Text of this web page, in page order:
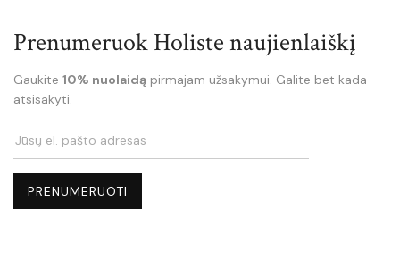
Prenumeruok Holiste naujienlaiškį
Gaukite 10% nuolaidą pirmajam užsakymui. Galite bet kada
atsisakyti.